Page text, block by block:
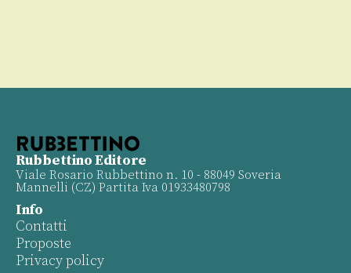
Rubbettino Editore
Viale Rosario Rubbettino n. 10 - 88049 Soveria
Mannelli (CZ) Partita Iva 01933480798
Info
Contatti
Proposte
Privacy policy